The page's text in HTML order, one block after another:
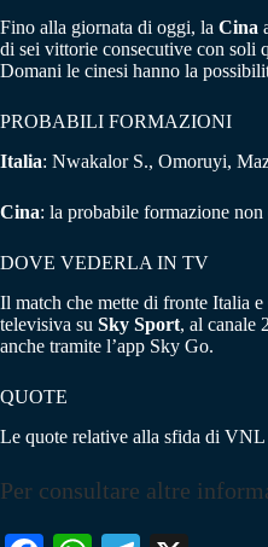
Fino alla giornata di oggi, la Cina
di sei vittorie consecutive con soli
Domani le cinesi hanno la
PROBABILI FORMAZIONI
Italia: Nwakalor S., Omoruyi,
Cina: la probabile formazione
DOVE VEDERLA IN TV
Il match che mette di fronte Italia
televisiva su Sky Sport, al canale
anche tramite l’app Sky Go.
QUOTE
Le quote relative alla sfida di VNL
Per consultare altre